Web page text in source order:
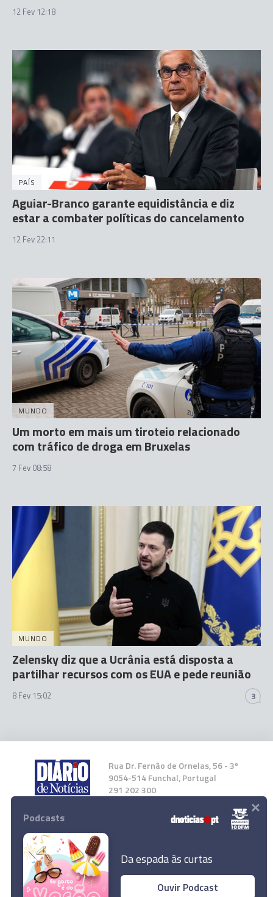
Portugal diz que UE será "muitíssimo
12 Fev 12:18
PAÍS
Aguiar-Branco garante equidistância e diz
estar a combater políticas do cancelamento
12 Fev 22:11
MUNDO
Um morto em mais um tiroteio relacionado
com tráfico de droga em Bruxelas
7 Fev 08:58
MUNDO
Zelensky diz que a Ucrânia está disposta a
partilhar recursos com os EUA e pede reunião
8 Fev 15:02 3
Rua Dr. Fernão de Ornelas, 56 - 3º
9054-514 Funchal, Portugal
291 202 300
Instale a nossa App
Podcasts
Da espada às curtas
Ouvir Podcast
×